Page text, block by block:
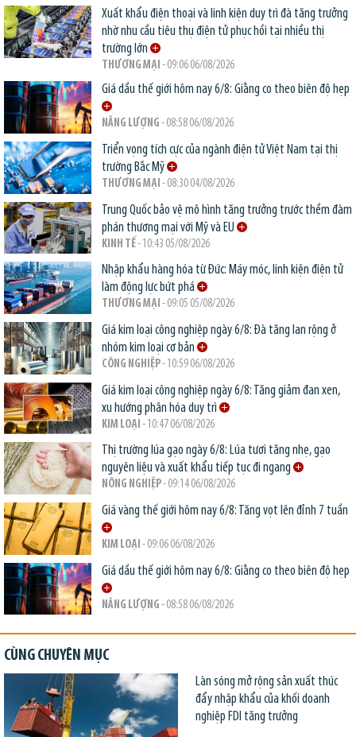
Xuất khẩu điện thoại và linh kiện duy trì đà tăng trưởng
nhờ nhu cầu tiêu thụ điện tử phục hồi tại nhiều thị
trường lớn
THƯƠNG MẠI - 09:06 06/08/2026
Giá dầu thế giới hôm nay 6/8: Giằng co theo biên độ hẹp
NĂNG LƯỢNG - 08:58 06/08/2026
Triển vọng tích cực của ngành điện tử Việt Nam tại thị
trường Bắc Mỹ
THƯƠNG MẠI - 08:30 04/08/2026
Trung Quốc bảo vệ mô hình tăng trưởng trước thềm đàm
phán thương mại với Mỹ và EU
KINH TẾ- 10:43 05/08/2026
Nhập khẩu hàng hóa từ Đức: Máy móc, linh kiện điện tử
làm động lực bứt phá
THƯƠNG MẠI - 09:05 05/08/2026
Giá kim loại công nghiệp ngày 6/8: Đà tăng lan rộng ở
nhóm kim loại cơ bản
CÔNG NGHIỆP- 10:59 06/08/2026
Giá kim loại công nghiệp ngày 6/8: Tăng giảm đan xen,
xu hướng phân hóa duy trì
KIM LOẠI - 10:47 06/08/2026
Thị trường lúa gạo ngày 6/8: Lúa tươi tăng nhẹ, gạo
nguyên liệu và xuất khẩu tiếp tục đi ngang
NÔNG NGHIỆP- 09:14 06/08/2026
Giá vàng thế giới hôm nay 6/8: Tăng vọt lên đỉnh 7 tuần
KIM LOẠI - 09:06 06/08/2026
Giá dầu thế giới hôm nay 6/8: Giằng co theo biên độ hẹp
NĂNG LƯỢNG - 08:58 06/08/2026
CÙNG CHUYÊN MỤC
Làn sóng mở rộng sản xuất thúc
đẩy nhập khẩu của khối doanh
nghiệp FDI tăng trưởng